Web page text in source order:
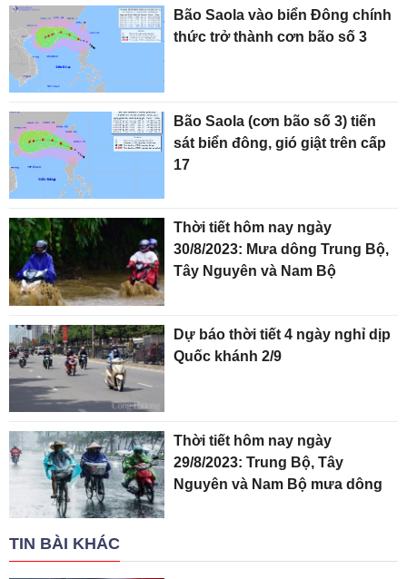
Bão Saola vào biển Đông chính
thức trở thành cơn bão số 3
Bão Saola (cơn bão số 3) tiến
sát biển đông, gió giật trên cấp
17
Thời tiết hôm nay ngày
30/8/2023: Mưa dông Trung Bộ,
Tây Nguyên và Nam Bộ
Dự báo thời tiết 4 ngày nghỉ dịp
Quốc khánh 2/9
Thời tiết hôm nay ngày
29/8/2023: Trung Bộ, Tây
Nguyên và Nam Bộ mưa dông
TIN BÀI KHÁC